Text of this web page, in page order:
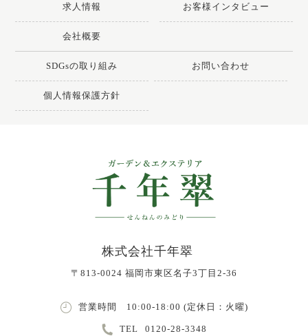
求人情報 お客様インタビュー
会社概要
SDGsの取り組み お問い合わせ
個人情報保護方針
株式会社千年翠
〒813-0024 福岡市東区名子3丁目2-36
営業時間 10:00-18:00 (定休日：火曜)
TEL 0120-28-3348